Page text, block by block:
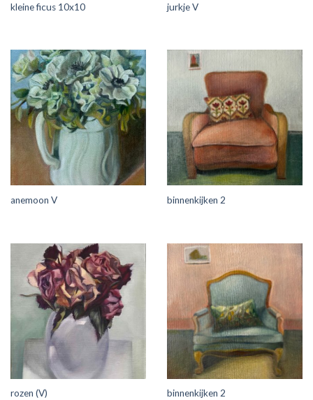
kleine ficus 10x10 jurkje V
anemoon V binnenkijken 2
rozen (V) binnenkijken 2